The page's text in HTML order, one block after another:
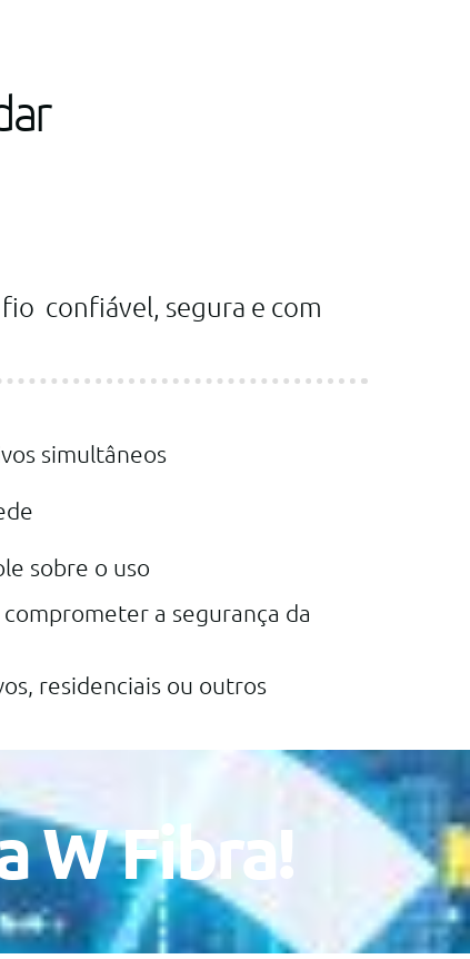
confiável, segura e com
simultâneos
sobre o uso
a segurança da
residenciais ou outros
W Fibra!